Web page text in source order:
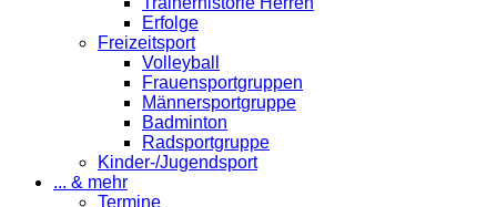
Erfolge
Freizeitsport
Volleyball
Frauensportgruppen
Männersportgruppe
Badminton
Radsportgruppe
Kinder-/Jugendsport
... & mehr
Termine